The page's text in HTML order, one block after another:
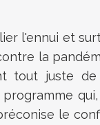
l'ennui et
la
tout juste
le